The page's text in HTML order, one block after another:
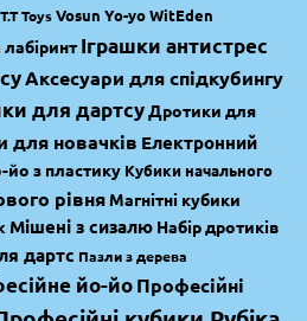
T.T Toys Vosun Yo-yoWitEden
лабіринт Іграшки антистрес
Аксесуари для спідкубингу
для дартсуДротики для
для новачків Електронний
йо з пластику Кубики начального
рівня Магнітні кубики
Мішені з сизалю Набір дротиків
дартс Пазли з дерева
йо-йоПрофесійні